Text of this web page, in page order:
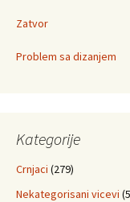
Zatvor
Problem sa dizanjem
Kategorije
Crnjaci (279)
Nekategorisani vicevi